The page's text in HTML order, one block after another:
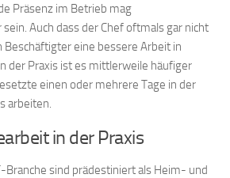
Präsenz im Betrieb mag
Auch dass der Chef oftmals gar nicht
eine bessere Arbeit in
der Praxis ist es mittlerweile häufiger
einen oder mehrere Tage in der
arbeiten.
in der Praxis
Branche sind prädestiniert als Heim- und